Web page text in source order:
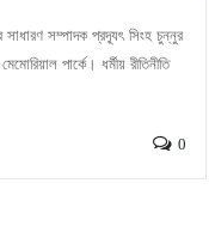
সম্পাদক প্রদ্যূৎ সিংহ চুন্নুর
পার্কে। ধর্মীয় রীতিনীতি
0